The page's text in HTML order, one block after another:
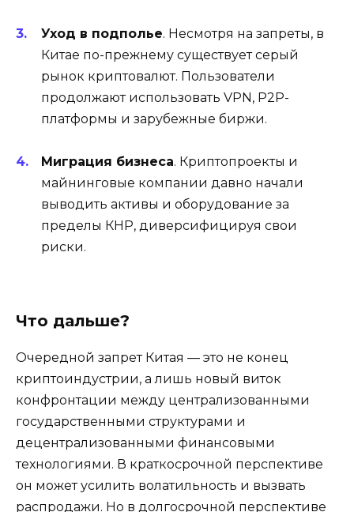
Уход в подполье. Несмотря на запреты, в
Китае по-прежнему существует серый
рынок криптовалют. Пользователи
продолжают использовать VPN, P2P-
платформы и зарубежные биржи.
Миграция бизнеса. Криптопроекты и
майнинговые компании давно начали
выводить активы и оборудование за
пределы КНР, диверсифицируя свои
риски.
Что дальше?
Очередной запрет Китая — это не конец
криптоиндустрии, а лишь новый виток
конфронтации между централизованными
государственными структурами и
децентрализованными финансовыми
технологиями. В краткосрочной перспективе
он может усилить волатильность и вызвать
распродажи. Но в долгосрочной перспективе